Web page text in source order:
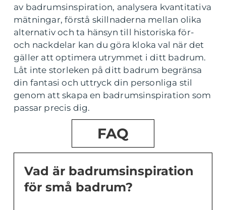
av badrumsinspiration, analysera kvantitativa
mätningar, förstå skillnaderna mellan olika
alternativ och ta hänsyn till historiska för-
och nackdelar kan du göra kloka val när det
gäller att optimera utrymmet i ditt badrum.
Låt inte storleken på ditt badrum begränsa
din fantasi och uttryck din personliga stil
genom att skapa en badrumsinspiration som
passar precis dig.
FAQ
Vad är badrumsinspiration
för små badrum?